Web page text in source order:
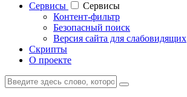
Cервисы
Cервисы
Контент-фильтр
Безопасный поиск
Версия сайта для слабовидящих
Скрипты
О проекте